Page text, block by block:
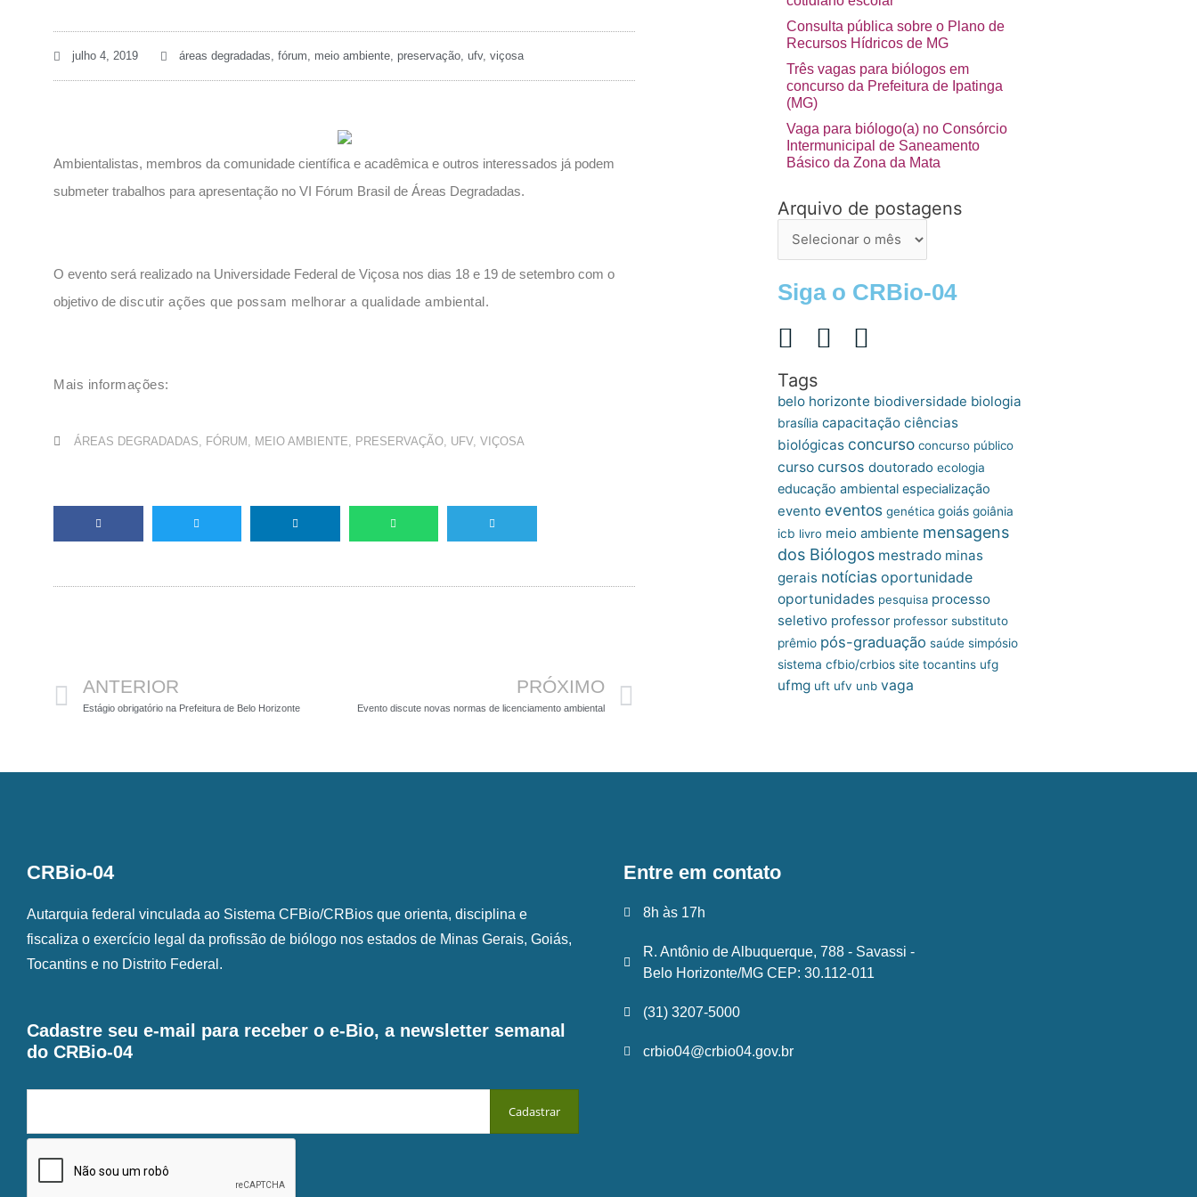
julho 4, 2019 áreas degradadas, fórum, meio ambiente, preservação, ufv, viçosa
Ambientalistas, membros da comunidade científica e acadêmica e outros interessados já podem
submeter trabalhos para apresentação no VI Fórum Brasil de Áreas Degradadas.
O evento será realizado na Universidade Federal de Viçosa nos dias 18 e 19 de setembro com o
objetivo de discutir ações que possam melhorar a qualidade ambiental.
Mais informações:
ÁREAS DEGRADADAS FÓRUM MEIO AMBIENTE PRESERVAÇÃO UFV, VIÇOSA
ANTERIOR
Estágio obrigatório na Prefeitura de Belo Horizonte
PRÓXIMO
Evento discute novas normas de licenciamento ambiental
Consulta pública sobre o Plano de
Recursos Hídricos de MG
Três vagas para biólogos em
concurso da Prefeitura de Ipatinga
(MG)
Vaga para biólogo(a) no Consórcio
Intermunicipal de Saneamento
Básico da Zona da Mata
Arquivo de postagens
Arquivo
postagens
Siga o CRBio-04
Tags
belo horizonte biodiversidade biologia
brasília capacitação ciências
biológicas concurso concurso público
curso cursos doutorado ecologia
educação ambiental especialização
evento eventos genética goiás goiânia
icb livro meio ambiente mensagens
dos Biólogos mestrado minas
gerais notícias oportunidade
oportunidades pesquisa processo
seletivo professor professor substituto
prêmio pós-graduação saúde simpósio
sistema cfbio/crbios site tocantins ufg
ufmg uft ufv unb vaga
CRBio-04
Autarquia federal vinculada ao Sistema CFBio/CRBios que orienta, disciplina e
fiscaliza o exercício legal da profissão de biólogo nos estados de Minas Gerais, Goiás,
Tocantins e no Distrito Federal.
Cadastre seu e-mail para receber o e-Bio, a newsletter semanal
do CRBio-04
Entre em contato
8h às 17h
R. Antônio de Albuquerque, 788 - Savassi -
Belo Horizonte/MG CEP: 30.112-011
(31) 3207-5000
crbio04@crbio04.gov.br